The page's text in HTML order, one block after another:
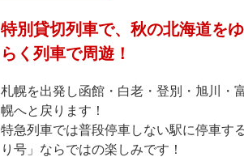
特別貸切列車で、秋の北海道を
らく列車で周遊！
札幌を出発し函館・白老・登別・旭川・
幌へと戻ります！
特急列車では普段停車しない駅に停車す
り号」ならではの楽しみです！